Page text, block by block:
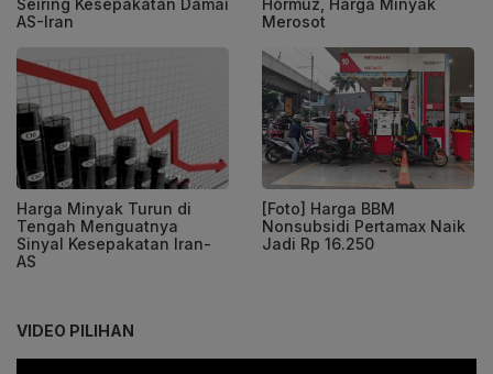
Seiring Kesepakatan Damai
AS-Iran
Hormuz, Harga Minyak
Merosot
Harga Minyak Turun di
Tengah Menguatnya
Sinyal Kesepakatan Iran-
AS
[Foto] Harga BBM
Nonsubsidi Pertamax Naik
Jadi Rp 16.250
VIDEO PILIHAN